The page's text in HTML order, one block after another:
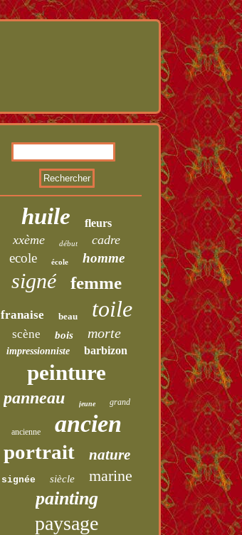
huile fleurs
xxème début cadre
ecole école homme
signé femme
franaise beau toile
scène bois morte
impressionniste barbizon
peinture
panneau jeune grand
ancienne ancien
portrait nature
signée siècle marine
painting
paysage